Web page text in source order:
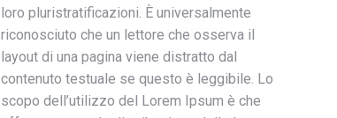
loro pluristratificazioni. È universalmente
riconosciuto che un lettore che osserva il
layout di una pagina viene distratto dal
contenuto testuale se questo è leggibile. Lo
scopo dell’utilizzo del Lorem Ipsum è che